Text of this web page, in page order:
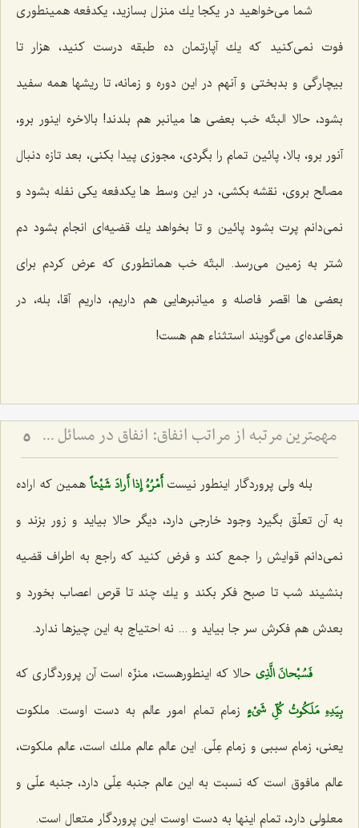
شما می‌خواهید در یكجا یك منزل بسازید، یكدفعه همینطوری
فوت نمی‌كنید كه یك آپارتمان ده طبقه درست كنید، هزار تا
بیچارگی و بدبختی و آنهم در این دوره و زمانه، تا ریشها همه سفید
بشود، حالا البتّه خب بعضی ها میانبر هم بلدند! بالاخره اینور برو،
آنور برو، بالا، پائین تمام را بگردی، مجوزی پیدا بكنی، بعد تازه دنبال
مصالح بروی، نقشه بكشی، در این وسط ها یكدفعه یكی نفله بشود و
نمی‌دانم پرت بشود پائین و تا بخواهد یك قضیه‌ای انجام بشود دم
شتر به زمین می‌رسد. البتّه خب همانطوری كه عرض كردم برای
بعضی ها اقصر فاصله و میانبرهایی هم داریم، داریم آقا، بله، در
هرقاعده‌ای می‌گویند استثناء هم هست!
مهم‏ترین مرتبه از مراتب انفاق: انفاق در مسائل شخصیتى و از خود گذشتن‏ 5
بله ولی پروردگار اینطور نیست‌ أَمْرُهُ إِذا أَرادَ شَيْئاًهمین كه اراده
به آن تعلّق بگیرد وجود خارجی دارد، دیگر حالا بیاید و زور بزند و
نمی‌دانم قوایش را جمع كند و فرض كنید كه راجع به اطراف قضیه
بنشیند شب تا صبح فكر بكند و یك چند تا قرص اعصاب بخورد و
بعدش هم فكرش سر جا بیاید و ... نه احتیاج به این چیزها ندارد.
فَسُبْحانَ الَّذِي‌ حالا كه اینطورهست، منزّه است آن پروردگاری كه‌
بِيَدِهِ مَلَكُوتُ كُلِّ شَيْ‌ءٍ زمام تمام امور عالم به دست اوست. ملكوت
یعنی، زمام سببی و زمام عِلّی. این عالم عالم ملك است، عالم ملكوت،
عالم مافوق است كه نسبت به این عالم جنبه عِلّی دارد، جنبه علّی و
معلولی دارد، تمام اینها به دست اوست این پروردگار متعال است.